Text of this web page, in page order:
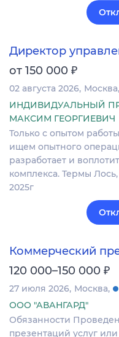
Директор
от 150 000 ₽
02 августа 2026 Москва
ИНДИВИДУАЛЬНЫЙ
МАКСИМ ГЕОРГИЕВИЧ
Только с опытом
ищем опытного
разработает и
комплекса. Термы
2025г
Коммерческий
120 000–150 000 ₽
27 июля 2026 Москва
ООО "АВАНГАРД"
Обязанности
презентаций услуг